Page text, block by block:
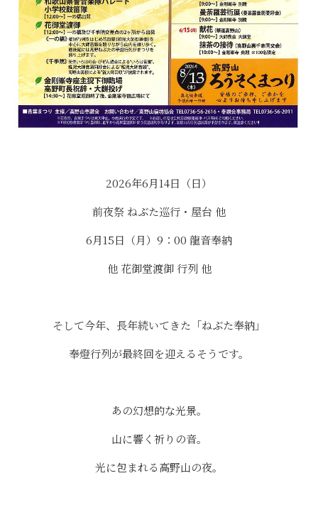
2026年6月14日（日）
前夜祭 ねぶた巡行・屋台 他
6月15日（月）9：00 龍音奉納
他 花御堂渡御 行列 他
そして今年、長年続いてきた「ねぶた奉納」
奉燈行列が最終回を迎えるそうです。
あの幻想的な光景。
山に響く祈りの音。
光に包まれる高野山の夜。